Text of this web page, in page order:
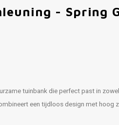
- Spring
tuinbank die perfect past in
een tijdloos design met hoog